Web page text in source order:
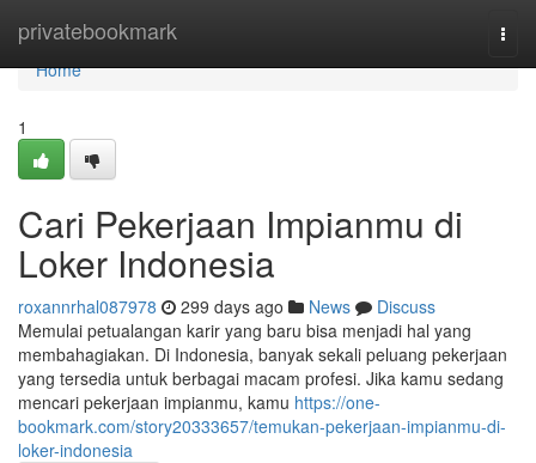
privatebookmark
Home
Home
1
Cari Pekerjaan Impianmu di
Loker Indonesia
roxannrhal087978 299 days ago News
Discuss
Memulai petualangan karir yang baru bisa menjadi hal yang
membahagiakan. Di Indonesia, banyak sekali peluang pekerjaan
yang tersedia untuk berbagai macam profesi. Jika kamu sedang
mencari pekerjaan impianmu, kamu https://one-
bookmark.com/story20333657/temukan-pekerjaan-impianmu-di-
loker-indonesia